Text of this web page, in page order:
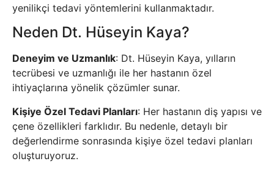
yenilikçi tedavi yöntemlerini kullanmaktadır.
Neden Dt. Hüseyin Kaya?
Deneyim ve Uzmanlık: Dt. Hüseyin Kaya, yılların
tecrübesi ve uzmanlığı ile her hastanın özel
ihtiyaçlarına yönelik çözümler sunar.
Kişiye Özel Tedavi Planları: Her hastanın diş yapısı ve
çene özellikleri farklıdır. Bu nedenle, detaylı bir
değerlendirme sonrasında kişiye özel tedavi planları
oluşturuyoruz.